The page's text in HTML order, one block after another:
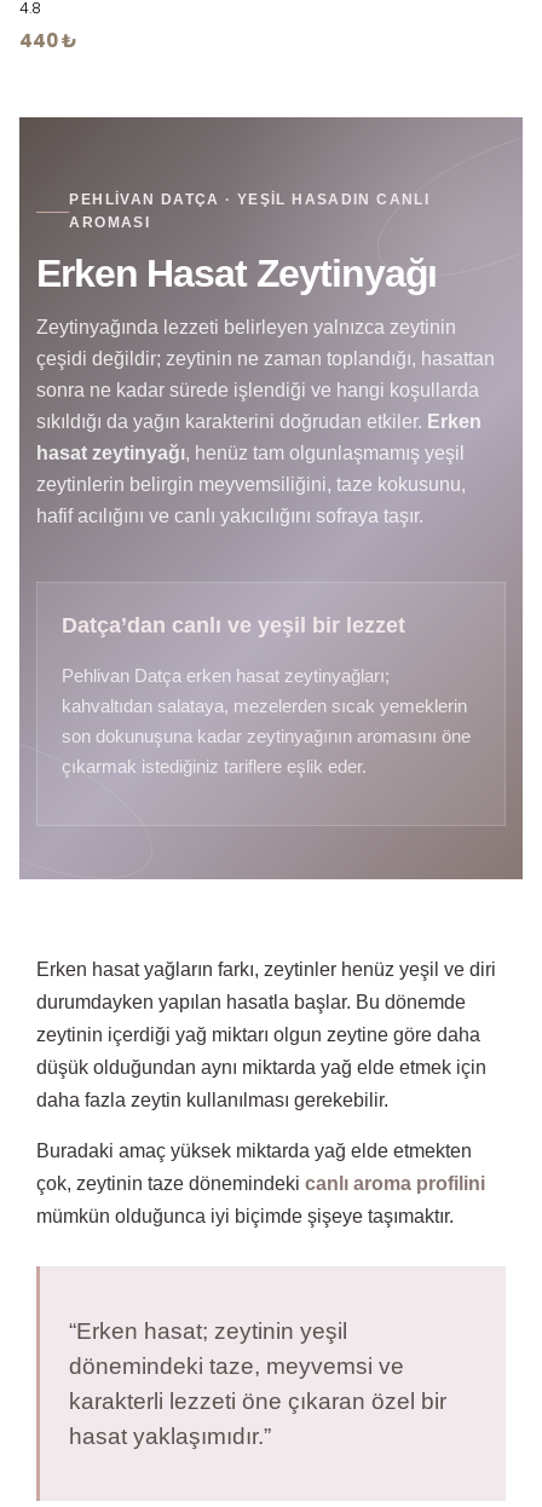
4.8
440 ₺
PEHLIVAN DATÇA · YEŞIL HASADIN CANLI
AROMASI
Erken Hasat Zeytinyağı
Zeytinyağında lezzeti belirleyen yalnızca zeytinin
çeşidi değildir; zeytinin ne zaman toplandığı, hasattan
sonra ne kadar sürede işlendiği ve hangi koşullarda
sıkıldığı da yağın karakterini doğrudan etkiler. Erken
hasat zeytinyağı, henüz tam olgunlaşmamış yeşil
zeytinlerin belirgin meyvemsiliğini, taze kokusunu,
hafif acılığını ve canlı yakıcılığını sofraya taşır.
Datça’dan canlı ve yeşil bir lezzet
Pehlivan Datça erken hasat zeytinyağları;
kahvaltıdan salataya, mezelerden sıcak yemeklerin
son dokunuşuna kadar zeytinyağının aromasını öne
çıkarmak istediğiniz tariflere eşlik eder.
Erken hasat yağların farkı, zeytinler henüz yeşil ve diri
durumdayken yapılan hasatla başlar. Bu dönemde
zeytinin içerdiği yağ miktarı olgun zeytine göre daha
düşük olduğundan aynı miktarda yağ elde etmek için
daha fazla zeytin kullanılması gerekebilir.
Buradaki amaç yüksek miktarda yağ elde etmekten
çok, zeytinin taze dönemindeki canlı aroma profilini
mümkün olduğunca iyi biçimde şişeye taşımaktır.
“Erken hasat; zeytinin yeşil
dönemindeki taze, meyvemsi ve
karakterli lezzeti öne çıkaran özel bir
hasat yaklaşımıdır.”